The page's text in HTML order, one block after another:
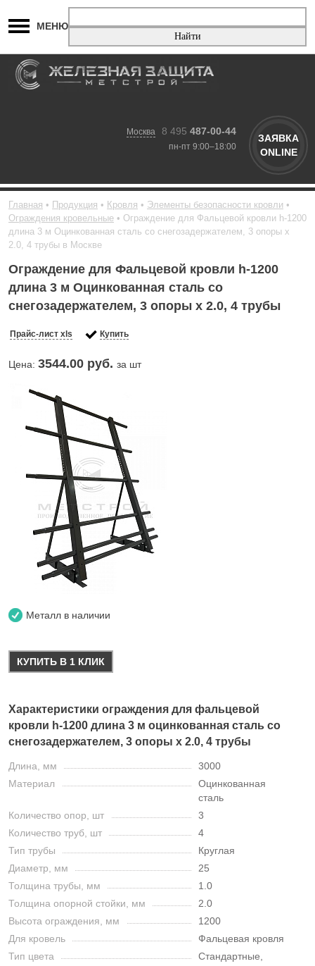
МЕНЮ
Москва 8 495 487-00-44
пн-пт 9:00–18:00
ЗАЯВКА
ONLINE
Главная Продукция Кровля
Элементы безопасности кровли
Ограждения кровельные
Ограждение для Фальцевой кровли h-1200
длина 3 м Оцинкованная сталь со снегозадержателем, 3 опоры х
2.0, 4 трубы в Москве
Ограждение для Фальцевой кровли h-1200
длина 3 м Оцинкованная сталь со
снегозадержателем, 3 опоры х 2.0, 4 трубы
Прайс-лист xls Купить
Цена: 3544.00 руб. за шт
Металл в наличии
КУПИТЬ В 1 КЛИК
Характеристики ограждения для фальцевой
кровли h-1200 длина 3 м оцинкованная сталь со
снегозадержателем, 3 опоры х 2.0, 4 трубы
Длина, мм
3000
Материал
Оцинкованная
сталь
Количество опор, шт
3
Количество труб, шт
4
Тип трубы
Круглая
Диаметр, мм
25
Толщина трубы, мм
1.0
Толщина опорной стойки, мм
2.0
Высота ограждения, мм
1200
Для кровель
Фальцевая кровля
Тип цвета
Стандартные,